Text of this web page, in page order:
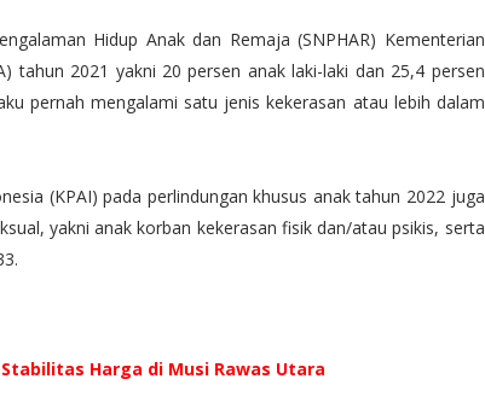
Hidup Anak dan Remaja (SNPHAR) Kementerian
tahun 2021 yakni 20 persen anak laki-laki dan 25,4 persen
pernah mengalami satu jenis kekerasan atau lebih dalam
(KPAI) pada perlindungan khusus anak tahun 2022 juga
yakni anak korban kekerasan fisik dan/atau psikis, serta
Harga di Musi Rawas Utara